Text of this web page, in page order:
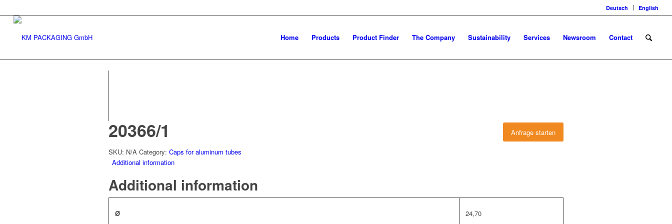
Deutsch English
Home Products Product Finder The Company Sustainability Services Newsroom Contact
Anfrage starten
20366/1
SKU: N/A Category: Caps for aluminum tubes
Additional information
Additional information
Ø 24,70